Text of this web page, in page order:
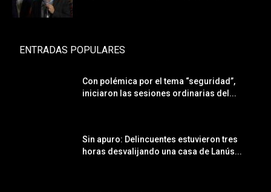
ENTRADAS POPULARES
Con polémica por el tema “seguridad”,
iniciaron las sesiones ordinarias del...
Sin apuro: Delincuentes estuvieron tres
horas desvalijando una casa de Lanús...